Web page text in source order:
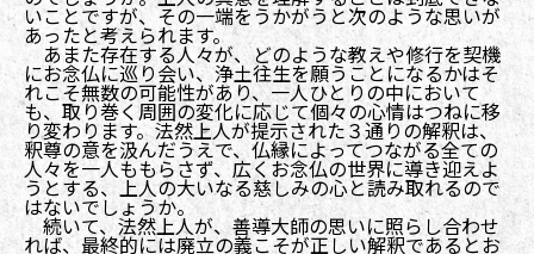
いことですが、その一端をうかがうと次のような思いが
あったと考えられます。
あまた存在する人々が、どのような教えや修行を契機
にお念仏に巡り会い、浄土往生を願うことになるかはそ
れこそ無数の可能性があり、一人ひとりの中において
も、取り巻く周囲の変化に応じて個々の心情はつねに移
り変わります。法然上人が提示された３通りの解釈は、
釈尊の意を汲んだうえで、仏縁によってつながる全ての
人々を一人ももらさず、広くお念仏の世界に導き迎えよ
うとする、上人の大いなる慈しみの心と読み取れるので
はないでしょうか。
続いて、法然上人が、善導大師の思いに照らし合わせ
れば、最終的には廃立の義こそが正しい解釈であるとお